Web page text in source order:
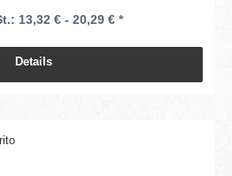
13,32 € - 20,29 € *
Details